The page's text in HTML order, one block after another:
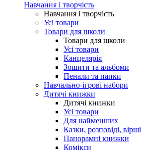
Навчання і творчість
Навчання і творчість
Усі товари
Товари для школи
Товари для школи
Усі товари
Канцелярія
Зошити та альбоми
Пенали та папки
Навчально-ігрові набори
Дитячі книжки
Дитячі книжки
Усі товари
Для найменших
Казки, розповіді, вірші
Панорамні книжки
Комікси